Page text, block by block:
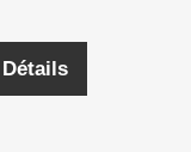
Détails